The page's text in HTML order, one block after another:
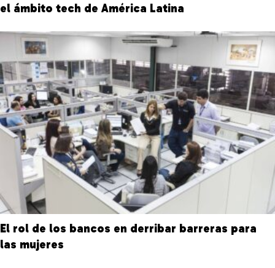
el ámbito tech de América Latina
El rol de los bancos en derribar barreras para
las mujeres